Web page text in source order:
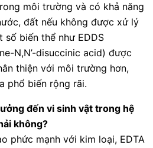
môi trường và có khả năng
đất nếu không được xử lý
số biến thể như EDDS
N,N’-disuccinic acid) được
thiện với môi trường hơn,
phổ biến rộng rãi.
đến vi sinh vật trong hệ
không?
phức mạnh với kim loại, EDTA